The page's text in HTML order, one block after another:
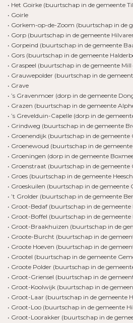
• Het Goirke (buurtschap in de gemeente
• Goirle
• Gorkem-op-de-Zoom (buurtschap in de
• Gorp (buurtschap in de gemeente
• Gorpeind (buurtschap in de gemeente
• Gors (buurtschap in de gemeente
• Graspeel (buurtschap in de gemeente
• Grauwepolder (buurtschap in de
• Grave
• ’s Gravenmoer (dorp in de gemeente
• Grazen (buurtschap in de gemeente
• ’s Grevelduin-Capelle (dorp in de
• Grindweg (buurtschap in de gemeente
• Groenendijk (buurtschap in de gemeente
• Groenewoud (buurtschap in de
• Groeningen (dorp in de gemeente
• Groenstraat (buurtschap in de gemeente
• Groes (buurtschap in de gemeente
• Groeskuilen (buurtschap in de gemeente
• ’t Grolder (buurtschap in de gemeente
• Groot-Bedaf (buurtschap in de gemeente
• Groot-Boffel (buurtschap in de gemeente
• Groot-Braakhuizen (buurtschap in de
• Groote-Burcht (buurtschap in de
• Groote Hoeven (buurtschap in de
• Grootel (buurtschap in de gemeente
• Groote Polder (buurtschap in de
• Groot-Griensel (buurtschap in de
• Groot-Koolwijk (buurtschap in de
• Groot-Laar (buurtschap in de gemeente
• Groot-Loo (buurtschap in de gemeente
• Groot-Loorakker (buurtschap in de